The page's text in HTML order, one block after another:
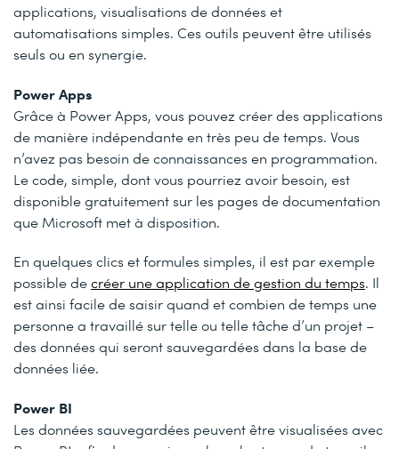
applications, visualisations de données et
automatisations simples. Ces outils peuvent être utilisés
seuls ou en synergie.
Power Apps
Grâce à Power Apps, vous pouvez créer des applications
de manière indépendante en très peu de temps. Vous
n’avez pas besoin de connaissances en programmation.
Le code, simple, dont vous pourriez avoir besoin, est
disponible gratuitement sur les pages de documentation
que Microsoft met à disposition.
En quelques clics et formules simples, il est par exemple
possible decréer une application de gestion du temps. Il
est ainsi facile de saisir quand et combien de temps une
personne a travaillé sur telle ou telle tâche d’un projet –
des données qui seront sauvegardées dans la base de
données liée.
Power BI
Les données sauvegardées peuvent être visualisées avec